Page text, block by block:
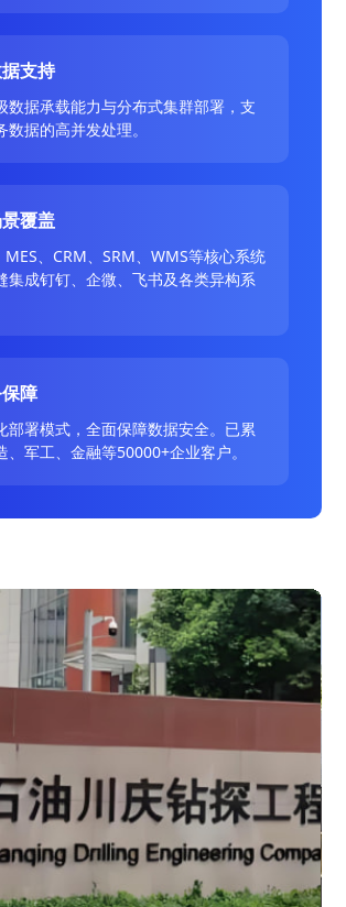
支持
数据承载能力与分布式集群部署，支
数据的高并发处理。
覆盖
MES、CRM、SRM、WMS等核心系统
集成钉钉、企微、飞书及各类异构系
障
部署模式，全面保障数据安全。已累
、军工、金融等50000+企业客户。